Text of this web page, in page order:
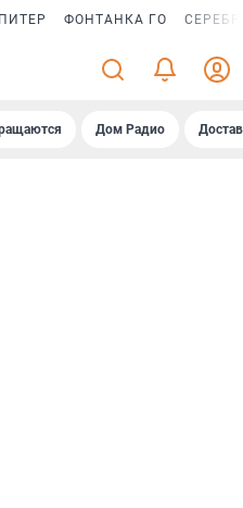
ФОНТАНКА ГО
Дом Радио